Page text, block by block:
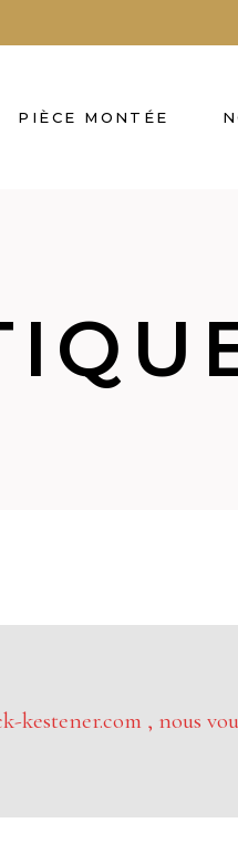
PIÈCE MONTÉE
kestener.com , nous